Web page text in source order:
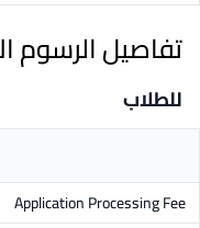
تفاصيل الرسوم
للطلاب
Application Processing Fee